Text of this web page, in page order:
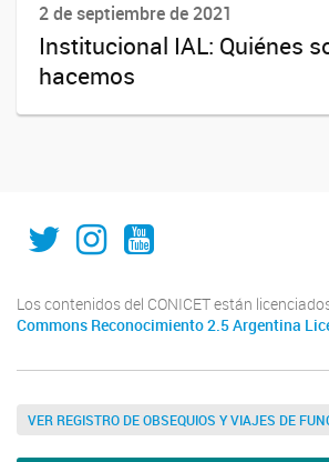
2 de septiembre de 2021
Institucional IAL: Quiénes
hacemos
IAL_CONICET
ial.conicet.unl
ialcomunica
Los contenidos del CONICET están
Commons Reconocimiento 2.5 Argentina
VER REGISTRO DE OBSEQUIOS Y VIAJES DE